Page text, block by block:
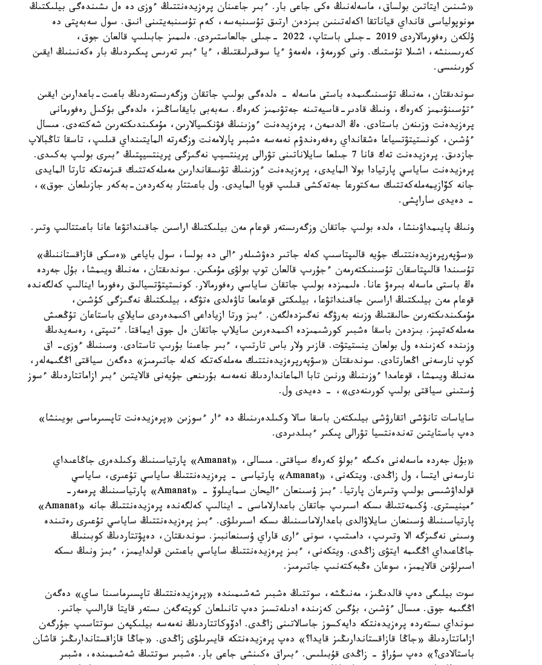
«شىنىن ايتاتىن بولساق، ماسەلەنىڭ ەكى جاعى بار. ءبىر جاعىنان پرەزيدەنتتىڭ ءوزى دە ەل ىشىندەگى بيلىكتىڭ
مونوپولياسى قانداي قياناتقا اكەلەتىنىن بىزدەن ارتىق تۇسىنبەسە، كەم تۇسىنبەيتىنى انىق. سول سەبەپتى دە
ۇلكەن رەفورمالاردى 2019 -جىلى باستاپ، 2022 -جىلى جالعاستىردى. ەلىمىز جابىلىپ قالعان جوق،
كەرىسىنشە، اشىلا تۇستىك. ونى كورمەۋ، ەلەمەۋ ءيا سوقىرلىقتىڭ، ءيا ءبىر تەرىس پىكىردىڭ بار ەكەنىنىڭ ايقىن
كورىنىسى.
سوندىقتان، مەنىڭ تۇسىنىگىمدە باستى ماسەلە - ەلدەگى بولىپ جاتقان وزگەرىستەردىڭ باعىت-باعدارىن ايقىن
ءتۇسىنۋىمىز كەرەك، ونىڭ قادىر-قاسيەتىنە جەتۋىمىز كەرەك. سەبەبى بايقاساڭىز، ەلدەگى بۇكىل رەفورمانى
پرەزيدەنت وزىنەن باستادى. ەڭ الدىمەن، پرەزيدەنت ءوزىنىڭ فۋنكسيالارىن، مۇمكىندىكتەرىن شەكتەدى. مىسال
ءۇشىن، كونستيتۋتسياعا ەشقانداي رەفەرەندۋم نەمەسە ەشبىر پارلامەنت وزگەرتە المايتىنداي قىلىپ، تاسقا تاڭبالاپ
جازدىق. پرەزيدەنت تەك قانا 7 جىلعا سايلاناتىنى تۋرالى پرينتسيپ نەگىزگى پرينتسيپتىڭ ءبىرى بولىپ بەكىدى.
پرەزيدەنت ساياسي پارتيادا بولا المايدى، پرەزيدەنت ءوزىنىڭ تۋىسقاندارىن مەملەكەتتىك قىزمەتكە تارتا المايدى
جانە كۆازيمەملەكەتتىك سەكتورعا جەتەكشى قىلىپ قويا المايدى. ول باعىتتار بەكەردەن-بەكەر جازىلعان جوق»،
- دەيدى ساراپشى.
ونىڭ پايىمداۋىنشا، ەلدە بولىپ جاتقان وزگەرىستەر قوعام مەن بيلىكتىڭ اراسىن جاقىنداتۋعا عانا باعىتتالىپ وتىر.
«سۋپەرپرەزيدەنتتىك جۇيە قالىپتاسىپ كەلە جاتىر دەۋشىلەر ءالى دە بولسا، سول باياعى «ەسكى قازاقستاننىڭ»
تۇسىندا قالىپتاسقان تۇسىنىكتەرمەن ءجۇرىپ قالعان توپ بولۋى مۇمكىن. سوندىقتان، مەنىڭ ويىمشا، بۇل جەردە
ەڭ باستى ماسەلە بىرەۋ عانا. ەلىمىزدە بولىپ جاتقان ساياسي رەفورمالار. كونستيتۋتسيالىق رەفورما اينالىپ كەلگەندە
قوعام مەن بيلىكتىڭ اراسىن جاقىنداتۋعا، بيلىكتى قوعامعا تاۋەلدى ەتۋگە، بيلىكتىڭ نەگىزگى كۇشىن،
مۇمكىندىكتەرىن حالىقتىڭ وزىنە بەرۋگە نەگىزدەلگەن. ءبىز ورتا ازياداعى اكىمدەردى سايلاي باستاعان تۇڭعىش
مەملەكەتپىز. بىزدەن باسقا ەشبىر كورشىمىزدە اكىمدەرىن سايلاپ جاتقان ەل جوق ايماقتا. ءتىپتى، رەسەيدىڭ
وزىندە كەزىندە ول بولعان ينستيتۋت. قازىر ولار باس تارتىپ، ءبىر جاعىنا بۇرىپ تاستادى. وسىنىڭ ءوزى- اق
كوپ نارسەنى اڭعارتادى. سوندىقتان «سۋپەرپرەزيدەنتتىك مەملەكەتكە كەلە جاتىرمىز» دەگەن سياقتى اڭگىمەلەر،
مەنىڭ ويىمشا، قوعامدا ءوزىنىڭ ورنىن تابا الماعانداردىڭ نەمەسە بۇرىنعى جۇيەنى قالايتىن ءبىر ازاماتتاردىڭ ءسوز
ۇستىنى سياقتى بولىپ كورىنەدى»، - دەيدى ول.
ساياسات تانۋشى اتقارۋشى بيلىكتەن باسقا سالا وكىلدەرىنىڭ دە ءار ءسوزىن «پرەزيدەنت تاپسىرماسى بويىنشا»
دەپ باستايتىن تەندەنتسيا تۋرالى پىكىر ءبىلدىردى.
«بۇل جەردە ماسەلەنى ەكىگە ءبولۋ كەرەك سياقتى. مىسالى، «Amanat» پارتياسىنىڭ وكىلدەرى جاڭاعىداي
نارسەنى ايتسا، ول زاڭدى. ويتكەنى، «Amanat» پارتياسى - پرەزيدەنتتىڭ ساياسي تۇعىرى، ساياسي
قولداۋشىسى بولىپ وتىرعان پارتيا. ءبىز ۇسىنعان ءاليحان سمايىلوۆ - «Amanat» پارتياسىنىڭ پرەمەر-
ءمينيسترى. ۇكىمەتتىڭ ىسكە اسىرىپ جاتقان باعدارلاماسى - اينالىپ كەلگەندە پرەزيدەنتتىڭ جانە «Amanat»
پارتياسىنىڭ ۇسىنعان سايلاۋالدى باعدارلاماسىنىڭ ىسكە اسىرىلۋى. ءبىز پرەزيدەنتتىڭ ساياسي تۇعىرى رەتىندە
وسىنى نەگىزگە الا وتىرىپ، دامىتىپ، سونى ءارى قاراي ۇسىنعانبىز. سوندىقتان، دەپۋتتاردىڭ كوبىنىڭ
جاڭاعىداي اڭگىمە ايتۋى زاڭدى. ويتكەنى، ءبىز پرەزيدەنتتىڭ ساياسي باعىتىن قولدايمىز، ءبىز ونىڭ ىسكە
اسىرلۋىن قالايمىز، سوعان ەڭبەكتەنىپ جاتىرمىز.
سوت بيلىگى دەپ قالدىڭىز، مەنىڭشە، سوتتىڭ ەشبىر شەشىمىندە «پرەزيدەنتتىڭ تاپسىرماسىنا ساي» دەگەن
اڭگىمە جوق. مىسال ءۇشىن، بۇگىن كەزىندە ادىلەتسىز دەپ تانىلعان كوپتەگەن ىستەر قايتا قارالىپ جاتىر.
سونداي ىستەردە پرەزيدەنتكە دايەكسوز جاسالاتىنى زاڭدى. ادۆوكاتتاردىڭ نەمەسە بيلىكپەن سوتتاسىپ جۇرگەن
ازاماتتاردىڭ «جاڭا قازاقستاندارىڭىز قايدا؟» دەپ پرەزيدەنتكە قايىرىلۋى زاڭدى. «جاڭا قازاقستاندارىڭىز قاشان
باستالادى؟» دەپ سۇراۋ - زاڭدى قۇبىلىس. ءبىراق ەكىنشى جاعى بار. ەشبىر سوتتىڭ شەشىمىندە، ەشبىر